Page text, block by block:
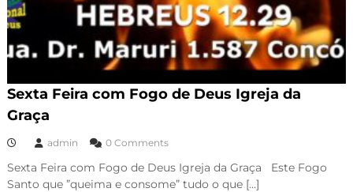
Sexta Feira com Fogo de Deus Igreja da
Graça
admin 0 Comments
Sexta Feira com Fogo de Deus Igreja da Graça Este Fogo
Santo que ”queima e consome” tudo o que […]